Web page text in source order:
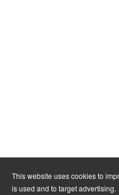
This website uses cookies to
is used and to target advertising.